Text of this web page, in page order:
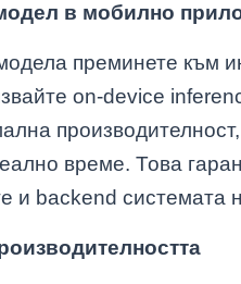
в мобилно
преминете към
on-device
време. Това
и backend системата